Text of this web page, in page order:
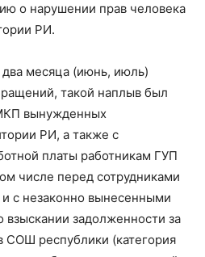
о нарушении прав человека
РИ.
месяца (июнь, июль)
такой наплыв был
вынужденных
РИ, а также с
платы работникам ГУП
числе перед сотрудниками
с незаконно вынесенными
задолженности за
СОШ республики (категория